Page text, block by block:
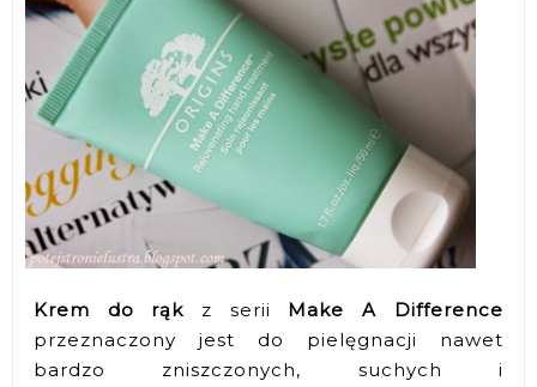
Krem do rąk z serii Make A Difference
przeznaczony jest do pielęgnacji nawet
bardzo zniszczonych, suchych i